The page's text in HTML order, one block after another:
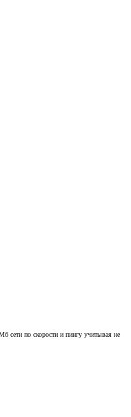
сети по скорости и пингу учитывая не